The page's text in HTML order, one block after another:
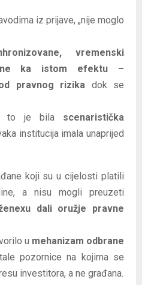
iz prijave, „nije moglo
vremenski
ka istom efektu –
pravnog rizika dok se
to je bila scenaristička
institucija imala unaprijed
koji su u cijelosti platili
a nisu mogli preuzeti
dali oružje pravne
u mehanizam odbrane
pozornice na kojima se
investitora, a ne građana.